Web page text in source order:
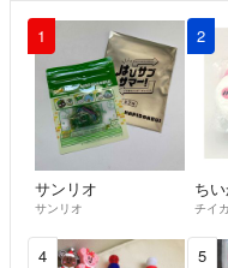
1
サンリオ
サンリオ
2
ち
チイ
4 5